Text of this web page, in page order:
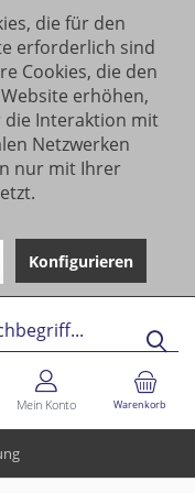
die für den
erforderlich sind
Cookies, die den
erhöhen,
Interaktion mit
Netzwerken
nur mit Ihrer
Konfigurieren
Warenkorb
Mein Konto